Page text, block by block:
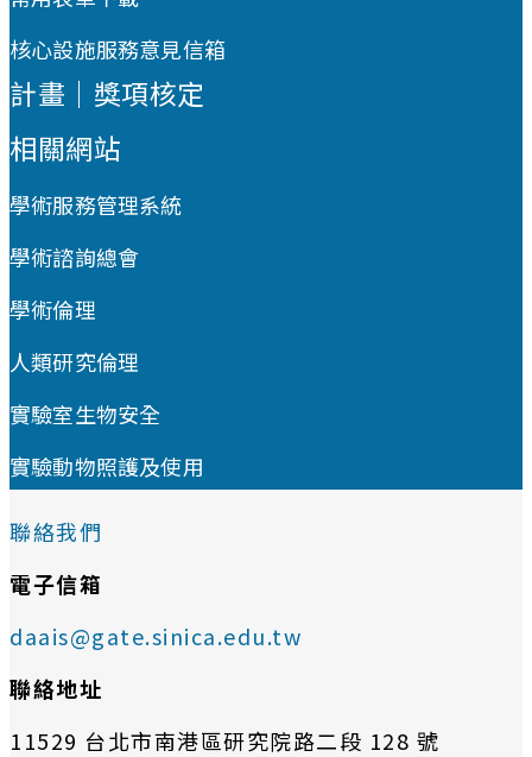
核心設施服務意見信箱
計畫｜獎項核定
相關網站
學術服務管理系統
學術諮詢總會
學術倫理
人類研究倫理
實驗室生物安全
實驗動物照護及使用
聯絡我們
電子信箱
daais@gate.sinica.edu.tw
聯絡地址
11529 台北市南港區研究院路二段 128 號